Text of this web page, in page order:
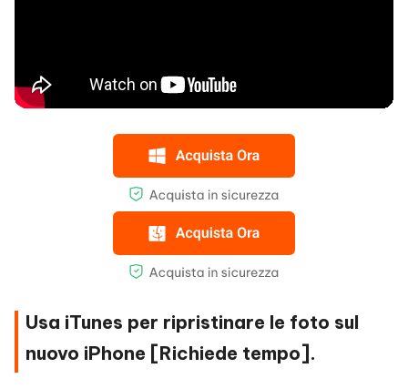
Usa iTunes per ripristinare le foto sul
nuovo iPhone [Richiede tempo].